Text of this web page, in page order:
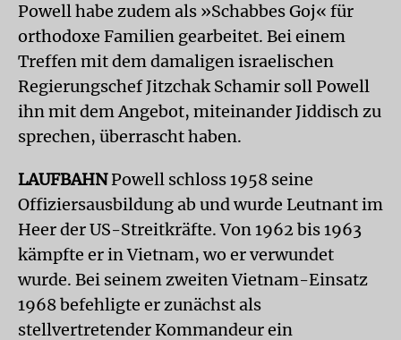
Powell habe zudem als »Schabbes Goj« für
orthodoxe Familien gearbeitet. Bei einem
Treffen mit dem damaligen israelischen
Regierungschef Jitzchak Schamir soll Powell
ihn mit dem Angebot, miteinander Jiddisch zu
sprechen, überrascht haben.
LAUFBAHNPowell schloss 1958 seine
Offiziersausbildung ab und wurde Leutnant im
Heer der US-Streitkräfte. Von 1962 bis 1963
kämpfte er in Vietnam, wo er verwundet
wurde. Bei seinem zweiten Vietnam-Einsatz
1968 befehligte er zunächst als
stellvertretender Kommandeur ein